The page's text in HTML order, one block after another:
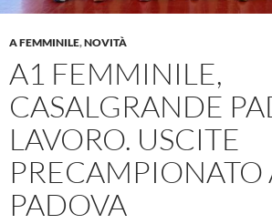
A FEMMINILE,NOVITÀ
A1 FEMMINILE,
CASALGRANDE
LAVORO. USCITE
PRECAMPIONATO
PADOVA